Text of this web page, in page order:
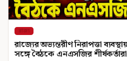
রাজ্য
রাজ্যের অভ্যন্তরীণ নিরাপত্তা
সঙ্গে বৈঠকে এনএসজির শীর্ষকর্তারা